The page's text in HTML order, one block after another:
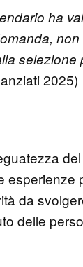
ha
2025)
da
delle